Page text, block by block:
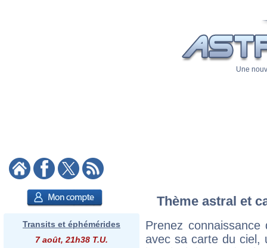
Une
Transits et éphémérides
7 août, 21h38 T.U.
Thème astral et
Prenez
avec sa carte du ciel,